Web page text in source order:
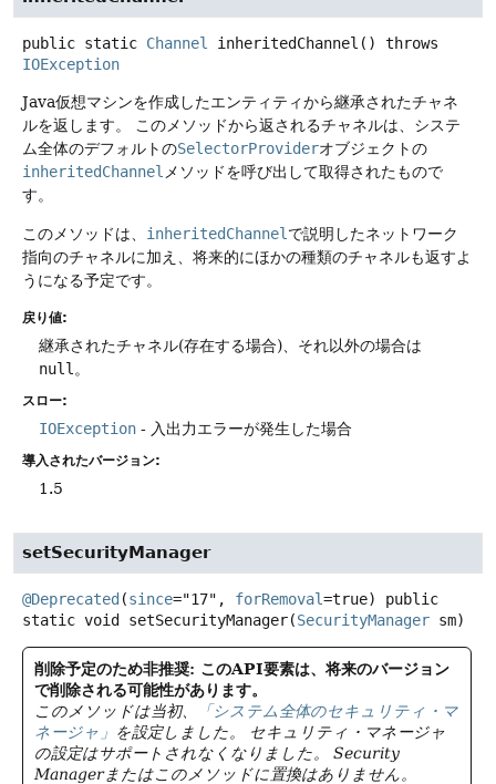
public static Channel inheritedChannel () throws
IOException
Java仮想マシンを作成したエンティティから継承されたチャネ
ルを返します。
このメソッドから返されるチャネルは、システ
ム全体のデフォルトのSelectorProviderオブジェクトの
inheritedChannel メソッドを呼び出して取得されたもので
す。
このメソッドは、 inheritedChannel で説明したネットワーク
指向のチャネルに加え、将来的にほかの種類のチャネルも返すよ
うになる予定です。
戻り値:
継承されたチャネル(存在する場合)、それ以外の場合は
null 。
スロー:
IOException - 入出力エラーが発生した場合
導入されたバージョン:
1.5
setSecurityManager
@Deprecated (since="17", forRemoval=true) public
static void setSecurityManager(SecurityManager sm)
削除予定のため非推奨: このAPI要素は、将来のバージョン
で削除される可能性があります。
このメソッドは当初、
「システム全体のセキュリティ・マ
ネージャ」 を設定しました。
セキュリティ・マネージャ
の設定はサポートされなくなりました。
Security
Managerまたはこのメソッドに置換はありません。